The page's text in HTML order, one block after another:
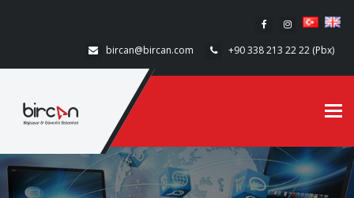
bircan@bircan.com +90 338 213 22 22 (Pbx)